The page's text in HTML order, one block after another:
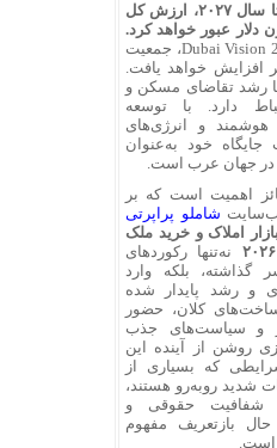
تا سال ۲۰۲۷، ارزش کل
در چارچوب طرح کلان Dubai Vision 2040، جمعیت
میلیون نفر افزایش خواهد یافت.
رشد تقاضای مسکن و
دارد. با توسعه
هوشمند و انرژی‌های
جایگاه خود به‌عنوان
در جهان عرب است.
اهمیت است که بر
شاملو پراپرتی
بازار املاک و خرید ملک
نه‌تنها رکوردهای
بلکه وارد
و رشد پایدار شده
کلان، حضور
و سیاست‌های جذب
روشن از آینده این
که بسیاری از
شدید روبه‌رو هستند،
شفافیت حقوقی و
حال بازتعریف مفهوم
است.